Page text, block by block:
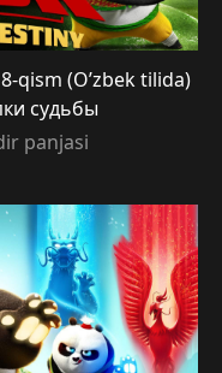
qism (O’zbek tilida)
судьбы
panjasi